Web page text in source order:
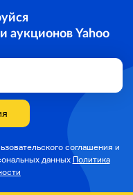
аукционов Yahoo
соглашения и
данных Политика